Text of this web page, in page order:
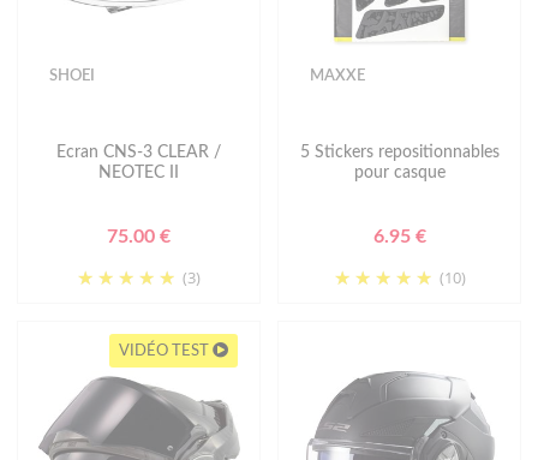
SHOEI
Ecran CNS-3 CLEAR /
NEOTEC II
75.00 €
(3)
MAXXE
5 Stickers repositionnables
pour casque
6.95 €
(10)
VIDÉO TEST